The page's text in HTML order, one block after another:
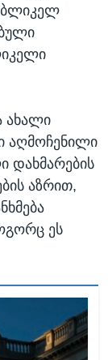
ახალი
აღმოჩენილი
დახმარების
აზრით,
ეს